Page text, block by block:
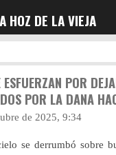
HOZ DE LA VIEJA
POR
POR LA DANA
de 2025, 9:34
se derrumbó sobre